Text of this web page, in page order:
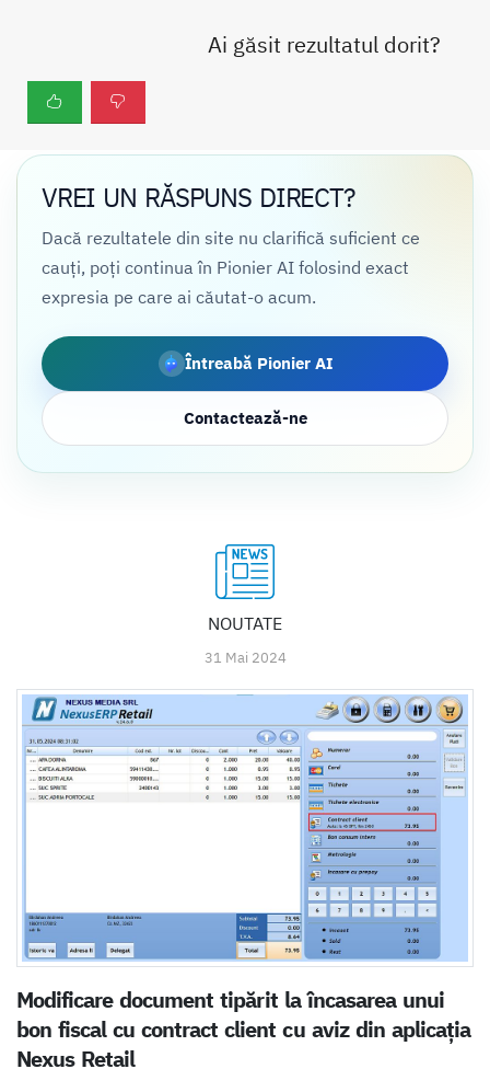
Ai găsit rezultatul dorit?
VREI UN RĂSPUNS DIRECT?
Dacă rezultatele din site nu clarifică suficient ce
cauți, poți continua în Pionier AI folosind exact
expresia pe care ai căutat-o acum.
Întreabă Pionier AI
Contactează-ne
NOUTATE
31 Mai 2024
Modificare document tipărit la încasarea unui
bon fiscal cu contract client cu aviz din aplicația
Nexus Retail